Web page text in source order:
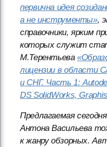
первична идея
а не инструменты»,
справочники, ярким
которых служит
М.Терентьева
лицензии в области
и СНГ. Часть 1:
DS SolidWorks,
Предлагаемая
Антона Васильева
к жанру обзорных.